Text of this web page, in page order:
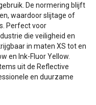
De normering blijft
waardoor slijtage of
Perfect voor
die veiligheid en
in maten XS tot en
en Ink-Fluor Yellow.
uit de Reflective
en duurzame